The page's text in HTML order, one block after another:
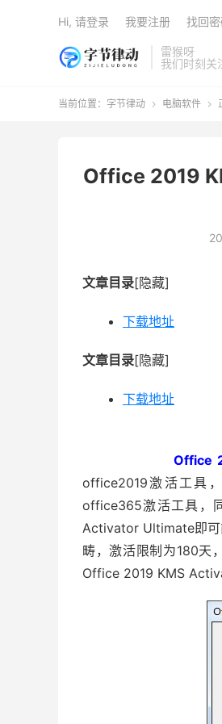
雷猴呀
我们时刻关
Hi, 请登录 我要注册 找回密
当前位置： 字节律动  电脑软件 
Office 2019
文章目录[隐藏]
下载地址
文章目录[隐藏]
下载地址
Office
office2019激活工具
office365激活工具，
Activator Ultimate即可
畴，激活限制为180天
Office 2019 KMS